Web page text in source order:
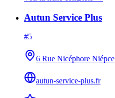
Autun Service Plus
#5
6 Rue Nicéphore Niépce
autun-service-plus.fr